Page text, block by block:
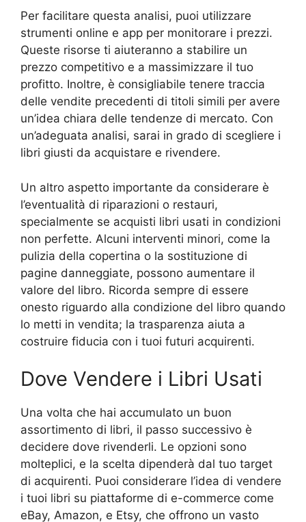
Per facilitare questa analisi, puoi utilizzare
strumenti online e app per monitorare i prezzi.
Queste risorse ti aiuteranno a stabilire un
prezzo competitivo e a massimizzare il tuo
profitto. Inoltre, è consigliabile tenere traccia
delle vendite precedenti di titoli simili per avere
un’idea chiara delle tendenze di mercato. Con
un’adeguata analisi, sarai in grado di scegliere i
libri giusti da acquistare e rivendere.
Un altro aspetto importante da considerare è
l’eventualità di riparazioni o restauri,
specialmente se acquisti libri usati in condizioni
non perfette. Alcuni interventi minori, come la
pulizia della copertina o la sostituzione di
pagine danneggiate, possono aumentare il
valore del libro. Ricorda sempre di essere
onesto riguardo alla condizione del libro quando
lo metti in vendita; la trasparenza aiuta a
costruire fiducia con i tuoi futuri acquirenti.
Dove Vendere i Libri Usati
Una volta che hai accumulato un buon
assortimento di libri, il passo successivo è
decidere dove rivenderli. Le opzioni sono
molteplici, e la scelta dipenderà dal tuo target
di acquirenti. Puoi considerare l’idea di vendere
i tuoi libri su piattaforme di e-commerce come
eBay, Amazon, e Etsy, che offrono un vasto